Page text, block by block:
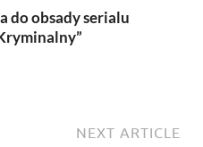
do obsady serialu
NEXT ARTICLE